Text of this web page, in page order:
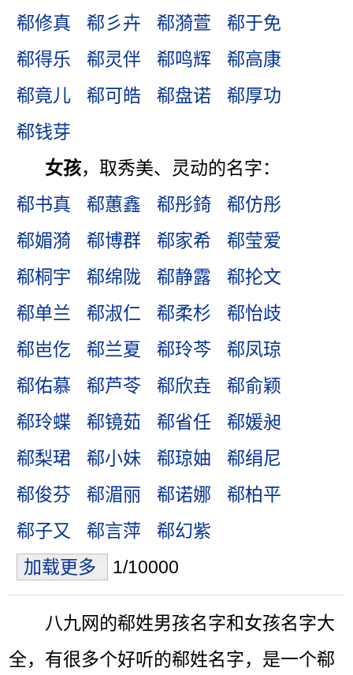
郗修真
郗彡卉 郗漪萱
郗于免
郗得乐
郗灵伴 郗鸣辉
郗高康
郗竟儿
郗可皓 郗盘诺
郗厚功
郗钱芽
女孩，取秀美、灵动的名字：
郗书真
郗蕙鑫 郗彤錡
郗仿彤
郗媚漪
郗博群 郗家希
郗莹爱
郗桐宇
郗绵陇 郗静露
郗抡文
郗单兰
郗淑仁 郗柔杉
郗怡歧
郗岜仡
郗兰夏 郗玲芩
郗凤琼
郗佑慕
郗芦苓 郗欣垚
郗俞颖
郗玲蝶
郗镜茹 郗省任
郗媛昶
郗梨珺
郗小妹 郗琼妯
郗绢尼
郗俊芬
郗湄丽 郗诺娜
郗柏平
郗子又
郗言萍
郗幻紫
加载更多
1/10000
八九网的郗姓男孩名字和女孩名字大
全，有很多个好听的郗姓名字，是一个郗